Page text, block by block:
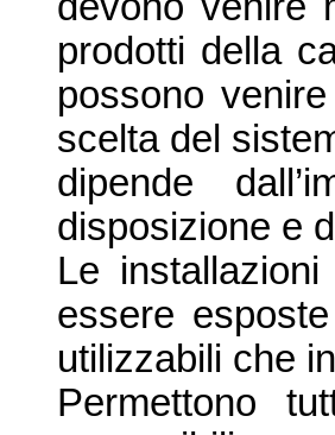
prodotti della
possono
scelta del
dipende dall’
disposizione e
Le
essere
utilizzabili che
Permettono